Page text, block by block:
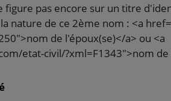
figure pas encore sur un titre
nature de ce 2ème nom : <a
de l'époux(se)</a> ou <a
etat-civil/?xml=F1343">nom